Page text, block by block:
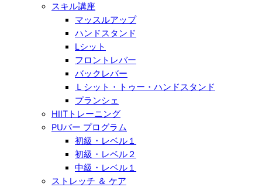
スキル講座
マッスルアップ
ハンドスタンド
Lシット
フロントレバー
バックレバー
Ｌシット・トゥー・ハンドスタンド
プランシェ
HIITトレーニング
PUバー プログラム
初級・レベル１
初級・レベル２
中級・レベル１
ストレッチ ＆ ケア